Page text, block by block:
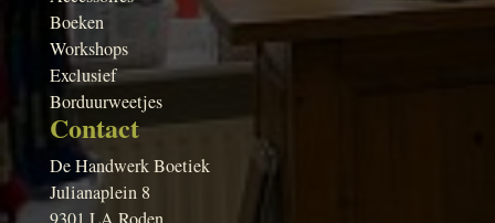
Boeken
Workshops
Exclusief
Borduurweetjes
Contact
De Handwerk Boetiek
Julianaplein 8